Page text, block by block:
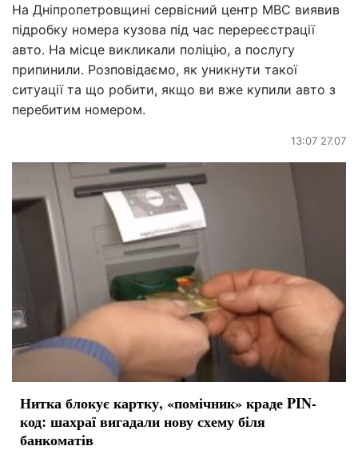
На Дніпропетровщині сервісний центр МВС виявив
підробку номера кузова під час перереєстрації
авто. На місце викликали поліцію, а послугу
припинили. Розповідаємо, як уникнути такої
ситуації та що робити, якщо ви вже купили авто з
перебитим номером.
13:07 27.07
Нитка блокує картку, «помічник» краде PIN-
код: шахраї вигадали нову схему біля
банкоматів